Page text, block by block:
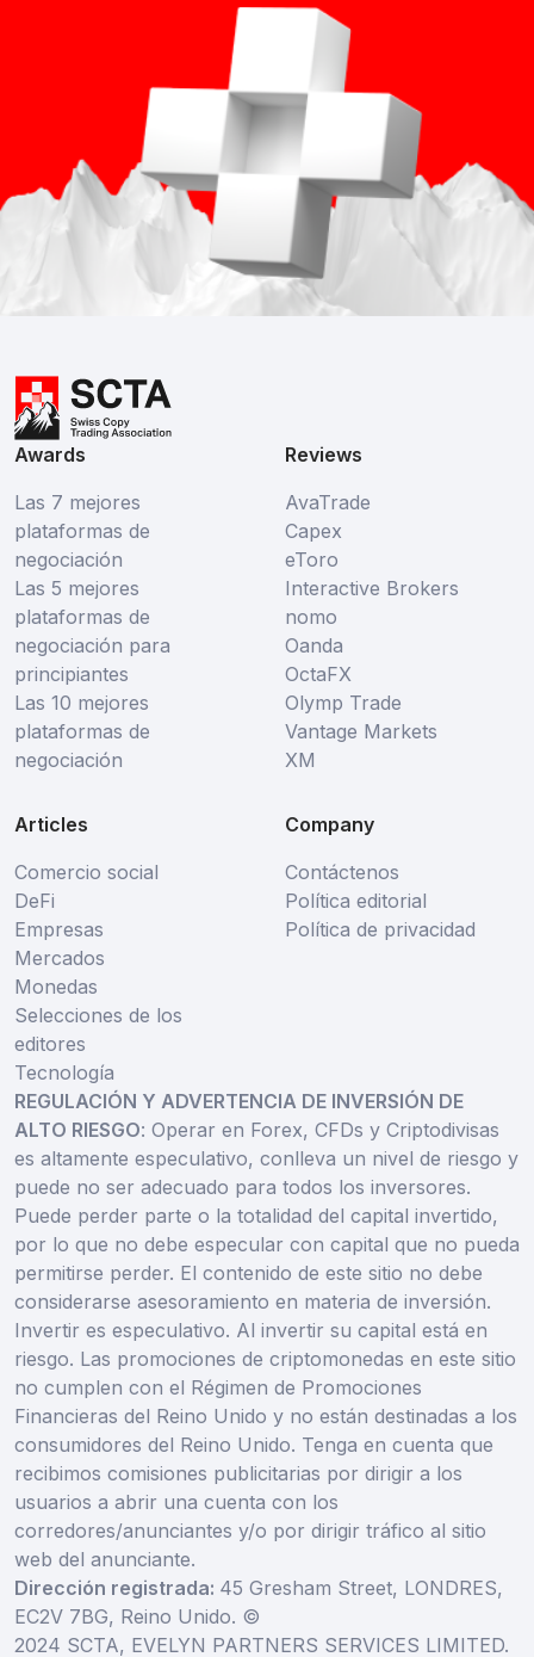
Awards
Las 7 mejores
plataformas de
negociación
Las 5 mejores
plataformas de
negociación para
principiantes
Las 10 mejores
plataformas de
negociación
Reviews
AvaTrade
Capex
eToro
Interactive Brokers
nomo
Oanda
OctaFX
Olymp Trade
Vantage Markets
XM
Articles
Comercio social
DeFi
Empresas
Mercados
Monedas
Selecciones de los
editores
Tecnología
Company
Contáctenos
Política editorial
Política de privacidad
REGULACIÓN Y ADVERTENCIA DE INVERSIÓN DE
ALTO RIESGO: Operar en Forex, CFDs y Criptodivisas
es altamente especulativo, conlleva un nivel de riesgo y
puede no ser adecuado para todos los inversores.
Puede perder parte o la totalidad del capital invertido,
por lo que no debe especular con capital que no pueda
permitirse perder. El contenido de este sitio no debe
considerarse asesoramiento en materia de inversión.
Invertir es especulativo. Al invertir su capital está en
riesgo. Las promociones de criptomonedas en este sitio
no cumplen con el Régimen de Promociones
Financieras del Reino Unido y no están destinadas a los
consumidores del Reino Unido. Tenga en cuenta que
recibimos comisiones publicitarias por dirigir a los
usuarios a abrir una cuenta con los
corredores/anunciantes y/o por dirigir tráfico al sitio
web del anunciante.
Dirección registrada: 45 Gresham Street, LONDRES,
EC2V 7BG, Reino Unido. ©
2024 SCTA, EVELYN PARTNERS SERVICES LIMITED.